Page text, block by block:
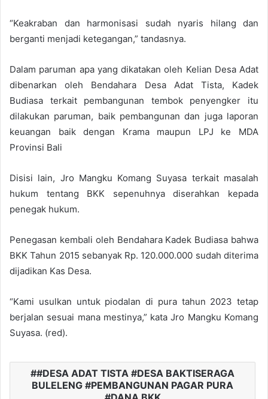
“Keakraban dan harmonisasi sudah nyaris hilang dan
berganti menjadi ketegangan,” tandasnya.
Dalam paruman apa yang dikatakan oleh Kelian Desa Adat
dibenarkan oleh Bendahara Desa Adat Tista, Kadek
Budiasa terkait pembangunan tembok penyengker itu
dilakukan paruman, baik pembangunan dan juga laporan
keuangan baik dengan Krama maupun LPJ ke MDA
Provinsi Bali
Disisi lain, Jro Mangku Komang Suyasa terkait masalah
hukum tentang BKK sepenuhnya diserahkan kepada
penegak hukum.
Penegasan kembali oleh Bendahara Kadek Budiasa bahwa
BKK Tahun 2015 sebanyak Rp. 120.000.000 sudah diterima
dijadikan Kas Desa.
“Kami usulkan untuk piodalan di pura tahun 2023 tetap
berjalan sesuai mana mestinya,” kata Jro Mangku Komang
Suyasa. (red).
#DESA ADAT TISTA #DESA BAKTISERAGA
BULELENG #PEMBANGUNAN PAGAR PURA